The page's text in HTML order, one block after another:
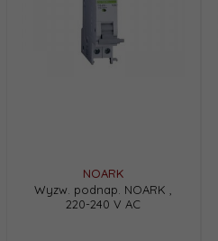
NOARK
Wyzw. podnap. NOARK ,
220-240 V AC